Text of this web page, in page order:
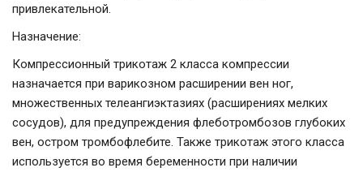
привлекательной.
Назначение:
Компрессионный трикотаж 2 класса компрессии
назначается при варикозном расширении вен ног,
множественных телеангиэктазиях (расширениях мелких
сосудов), для предупреждения флеботромбозов глубоких
вен, остром тромбофлебите. Также трикотаж этого класса
используется во время беременности при наличии